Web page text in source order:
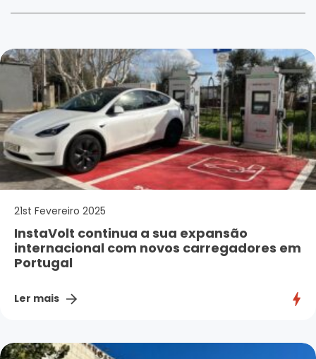
21st Fevereiro 2025
InstaVolt continua a sua expansão
internacional com novos carregadores em
Portugal
Ler mais